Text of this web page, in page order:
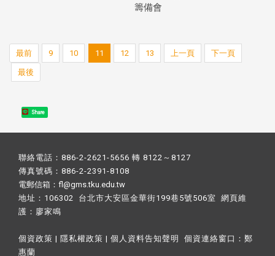
籌備會
最前 9 10 11 12 13 上一頁 下一頁
最後
Share
聯絡電話：886-2-2621-5656 轉 8122～8127
傳真號碼：886-2-2391-8108
電郵信箱：fl@gms.tku.edu.tw
地址：106302 台北市大安區金華街199巷5號506室 網頁維
護： 廖家鳴​
個資政策 | 隱私權政策 | 個人資料告知聲明 個資連絡窗口： 鄭
惠蘭